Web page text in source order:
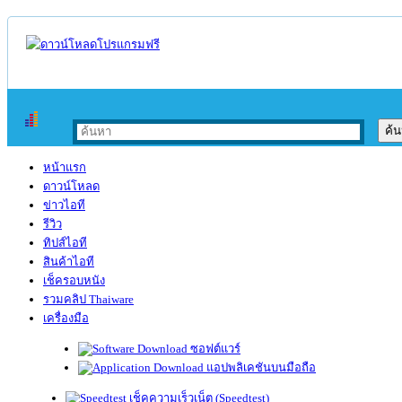
หน้าแรก
ดาวน์โหลด
ข่าวไอที
รีวิว
ทิปส์ไอที
สินค้าไอที
เช็ครอบหนัง
รวมคลิป Thaiware
เครื่องมือ
ซอฟต์แวร์
แอปพลิเคชันบนมือถือ
เช็คความเร็วเน็ต (Speedtest)